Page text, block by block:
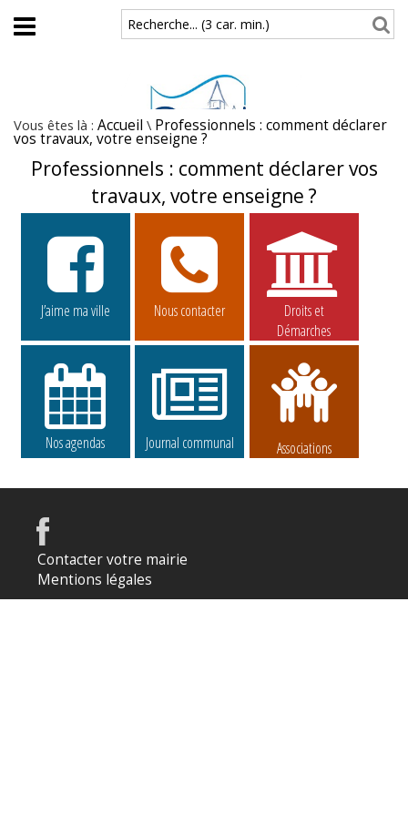
Aller au contenu principal
Recherche... (3 car. min.)
Vous êtes là : Accueil \ Professionnels : comment déclarer
vos travaux, votre enseigne ?
Professionnels : comment déclarer vos
travaux, votre enseigne ?
J’aime ma ville Nous contacter
Droits et
Démarches
Nos agendas Journal communal Associations
Contacter votre mairie
Mentions légales